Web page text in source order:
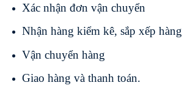
Xác nhận đơn vận chuyển
Nhận hàng kiểm kê, sắp xếp hàng
Vận chuyển hàng
Giao hàng và thanh toán.